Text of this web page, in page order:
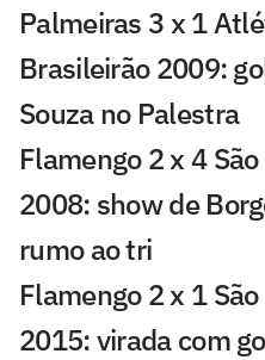
Palmeiras 3 x 1
Brasileirão 2009:
Souza no Palestra
Flamengo 2 x 4
2008: show de
rumo ao tri
Flamengo 2 x 1
2015: virada com